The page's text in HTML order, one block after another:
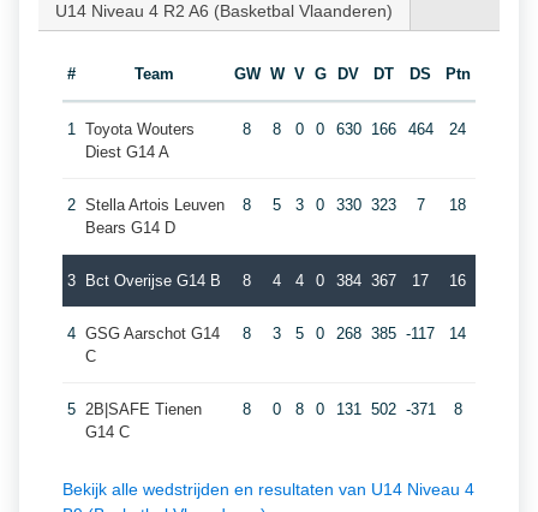
U14 Niveau 4 R2 A6 (Basketbal Vlaanderen)
# Team GW W V G DV DT DS Ptn
1 Toyota Wouters
Diest G14 A
8 8 0 0 630 166 464 24
2 Stella Artois Leuven
Bears G14 D
8 5 3 0 330 323 7 18
3 Bct Overijse G14 B 8 4 4 0 384 367 17 16
4 GSG Aarschot G14
C
8 3 5 0 268 385 -117 14
5 2B|SAFE Tienen
G14 C
8 0 8 0 131 502 -371 8
Bekijk alle wedstrijden en resultaten van U14 Niveau 4